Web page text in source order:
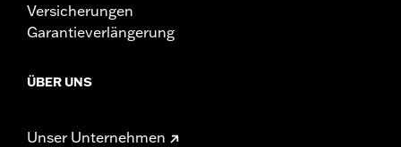
Versicherungen
Garantieverlängerung
ÜBER UNS
Unser Unternehmen